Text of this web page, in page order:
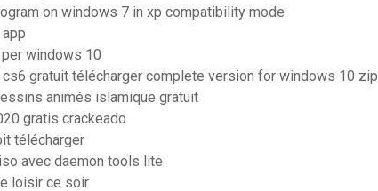
on windows 7 in xp compatibility mode
windows 10
gratuit télécharger complete version for windows 10 zip
animés islamique gratuit
gratis crackeado
télécharger
avec daemon tools lite
loisir ce soir